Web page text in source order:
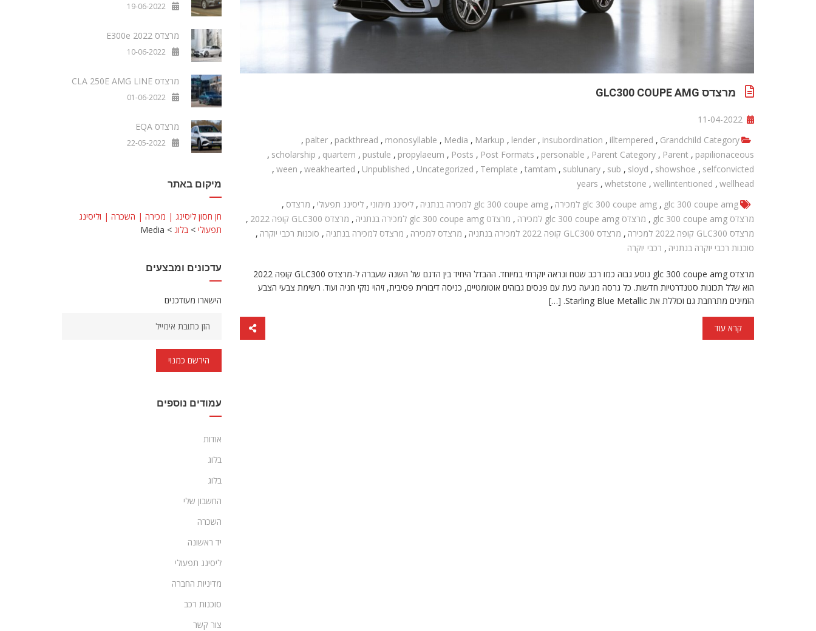
מרצדס GLC300 COUPE AMG
Grandchild Category
,
illtempered
,
insubordination
,
lender
,
Markup
,
Media
,
monosyllable
,
packthread
,
palter
,
papilionaceous
,
Parent
,
Parent Category
,
personable
,
Post Formats
,
Posts
,
propylaeum
,
pustule
,
quartern
,
scholarship
,
selfconvicted
,
showshoe
,
sloyd
,
sub
,
sublunary
,
tamtam
,
Template
,
Uncategorized
,
Unpublished
,
weakhearted
,
ween
,
wellhead
,
wellintentioned
,
whetstone
,
years
glc 300 coupe amg
, glc 300 coupe amg למכירה , glc 300 coupe amg למכירה בנתניה , ליסינג מימוני , ליסינג תפעולי , מרצדס ,
מרצדס glc 300 coupe amg
, מרצדס glc 300 coupe amg למכירה , מרצדס glc 300 coupe amg למכירה בנתניה , מרצדס GLC300 קופה 2022
,
מרצדס GLC300 קופה 2022 למכירה
, מרצדס GLC300 קופה 2022 למכירה בנתניה , מרצדס למכירה , מרצדס למכירה בנתניה , סוכנות רכבי יוקרה ,
סוכנות רכבי יוקרה בנתניה , רכבי יוקרה
מרצדס glc 300 coupe amg נוסע גבוה כמו רכב שטח ונראה יוקרתי במיוחד. ההבדל היחיד בין הדגם של השנה שעברה ל-מרצדס GLC300 קופה 2022
הוא שלל תכונות סטנדרטיות חדשות. כל גרסה מגיעה כעת עם פנסים גבוהים אוטומטיים, כניסה דיבורית פסיבית, זיהוי נזקי חניה ועוד. רשימת צבעי הצבע
הזמינים מתרחבת גם וכוללת את Starling Blue Metallic. […]
קרא עוד
19-06-2022
מרצדס E300e 2022
10-06-2022
מרצדס CLA 250E AMG LINE
01-06-2022
מרצדס EQA
22-05-2022
מיקום באתר
חן חסון ליסינג | מכירה | השכרה | וליסינג
תפעולי >בלוג >
Media
עדכונים ומבצעים
הישארו מעודכנים
הירשם כמנוי
עמודים נוספים
אודות
בלוג
בלוג
החשבון שלי
השכרה
יד ראשונה
ליסינג תפעולי
מדיניות החברה
סוכנות רכב
צור קשר